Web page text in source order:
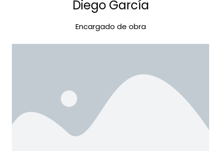
Diego García
Encargado de obra